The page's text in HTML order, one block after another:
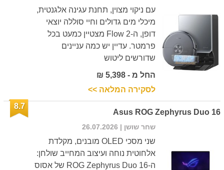
עם ניקוי מצוין, תחנת עגינה אלגנטית,
מיכלי מים גדולים וחיי סוללה יוצאי
דופן, ה-Flow 2 מצטיין כמעט בכל
פרמטר. עדיין יש כמה עניינים
שדורשים ליטוש
החל מ - 5,398 ₪
לסקירה המלאה >>
Asus ROG Zephyrus Duo 16
8.7
שחר שושן | 26.07.2026
שני מסכי OLED מובנים, מקלדת
אלחוטית נוחה ועיצוב המחייב שולחן:
ה-ROG Zephyrus Duo 16 של אסוס